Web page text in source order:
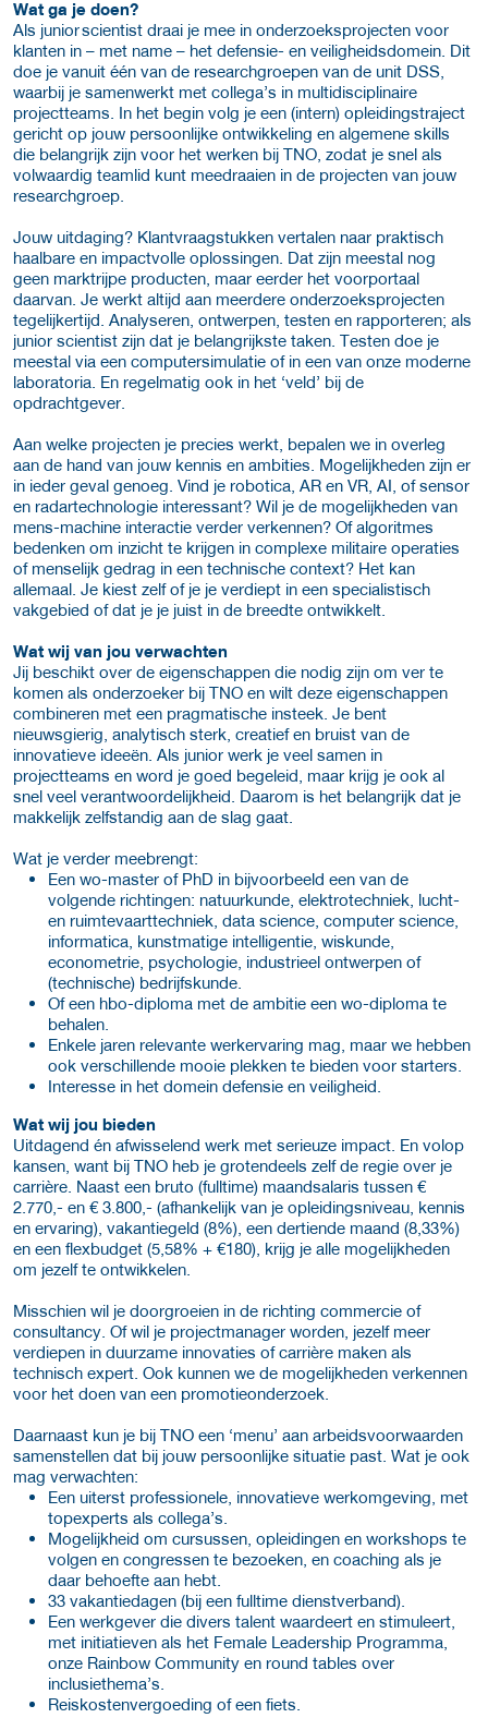
Wat ga je doen?
Als junior scientist draai je mee in onderzoeksprojecten voor
klanten in – met name – het defensie- en veiligheidsdomein. Dit
doe je vanuit één van de researchgroepen van de unit DSS,
waarbij je samenwerkt met collega’s in multidisciplinaire
projectteams. In het begin volg je een (intern) opleidingstraject
gericht op jouw persoonlijke ontwikkeling en algemene skills
die belangrijk zijn voor het werken bij TNO, zodat je snel als
volwaardig teamlid kunt meedraaien in de projecten van jouw
researchgroep.
Jouw uitdaging? Klantvraagstukken vertalen naar praktisch
haalbare en impactvolle oplossingen. Dat zijn meestal nog
geen marktrijpe producten, maar eerder het voorportaal
daarvan. Je werkt altijd aan meerdere onderzoeksprojecten
tegelijkertijd. Analyseren, ontwerpen, testen en rapporteren; als
junior scientist zijn dat je belangrijkste taken. Testen doe je
meestal via een computersimulatie of in een van onze moderne
laboratoria. En regelmatig ook in het ‘veld’ bij de
opdrachtgever.
Aan welke projecten je precies werkt, bepalen we in overleg
aan de hand van jouw kennis en ambities. Mogelijkheden zijn er
in ieder geval genoeg. Vind je robotica, AR en VR, AI, of sensor
en radartechnologie interessant? Wil je de mogelijkheden van
mens-machine interactie verder verkennen? Of algoritmes
bedenken om inzicht te krijgen in complexe militaire operaties
of menselijk gedrag in een technische context? Het kan
allemaal. Je kiest zelf of je je verdiept in een specialistisch
vakgebied of dat je je juist in de breedte ontwikkelt.
Wat wij van jou verwachten
Jij beschikt over de eigenschappen die nodig zijn om ver te
komen als onderzoeker bij TNO en wilt deze eigenschappen
combineren met een pragmatische insteek. Je bent
nieuwsgierig, analytisch sterk, creatief en bruist van de
innovatieve ideeën. Als junior werk je veel samen in
projectteams en word je goed begeleid, maar krijg je ook al
snel veel verantwoordelijkheid. Daarom is het belangrijk dat je
makkelijk zelfstandig aan de slag gaat.
Wat je verder meebrengt:
Een wo-master of PhD in bijvoorbeeld een van de
volgende richtingen: natuurkunde, elektrotechniek, lucht-
en ruimtevaarttechniek, data science, computer science,
informatica, kunstmatige intelligentie, wiskunde,
econometrie, psychologie, industrieel ontwerpen of
(technische) bedrijfskunde.
Of een hbo-diploma met de ambitie een wo-diploma te
behalen.
Enkele jaren relevante werkervaring mag, maar we hebben
ook verschillende mooie plekken te bieden voor starters.
Interesse in het domein defensie en veiligheid.
Wat wij jou bieden
Uitdagend én afwisselend werk met serieuze impact. En volop
kansen, want bij TNO heb je grotendeels zelf de regie over je
carrière. Naast een bruto (fulltime) maandsalaris tussen €
2.770,- en € 3.800,- (afhankelijk van je opleidingsniveau, kennis
en ervaring), vakantiegeld (8%), een dertiende maand (8,33%)
en een flexbudget (5,58% + €180), krijg je alle mogelijkheden
om jezelf te ontwikkelen.
Misschien wil je doorgroeien in de richting commercie of
consultancy. Of wil je projectmanager worden, jezelf meer
verdiepen in duurzame innovaties of carrière maken als
technisch expert. Ook kunnen we de mogelijkheden verkennen
voor het doen van een promotieonderzoek.
Daarnaast kun je bij TNO een ‘menu’ aan arbeidsvoorwaarden
samenstellen dat bij jouw persoonlijke situatie past. Wat je ook
mag verwachten:
Een uiterst professionele, innovatieve werkomgeving, met
topexperts als collega’s.
Mogelijkheid om cursussen, opleidingen en workshops te
volgen en congressen te bezoeken, en coaching als je
daar behoefte aan hebt.
33 vakantiedagen (bij een fulltime dienstverband).
Een werkgever die divers talent waardeert en stimuleert,
met initiatieven als het Female Leadership Programma,
onze Rainbow Community en round tables over
inclusiethema’s.
Reiskostenvergoeding of een fiets.